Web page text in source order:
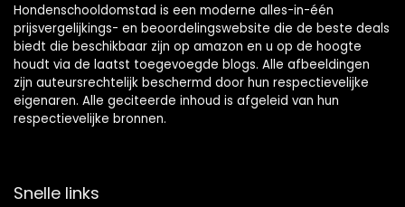
Hondenschooldomstad is een moderne alles-in-één
prijsvergelijkings- en beoordelingswebsite die de beste deals
biedt die beschikbaar zijn op amazon en u op de hoogte
houdt via de laatst toegevoegde blogs. Alle afbeeldingen
zijn auteursrechtelijk beschermd door hun respectievelijke
eigenaren. Alle geciteerde inhoud is afgeleid van hun
respectievelijke bronnen.
Snelle links